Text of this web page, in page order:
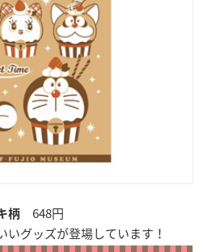
柄
648円
グッズが登場しています！